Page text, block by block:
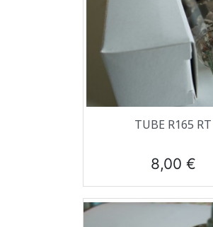
Aperçu rapide
TUBE R165 RT
Prix
8,00 €